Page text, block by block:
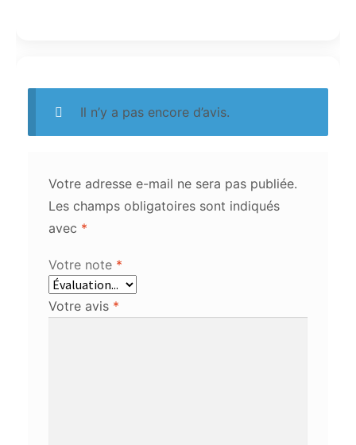
Il n’y a pas encore d’avis.
Votre adresse e-mail ne sera pas publiée.
Les champs obligatoires sont indiqués
avec *
Votre note *
Votre avis *